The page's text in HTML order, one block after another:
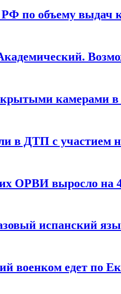
РФ по объему
камерами в
в ДТП с участием
ОРВИ выросло на
испанский
военком едет по